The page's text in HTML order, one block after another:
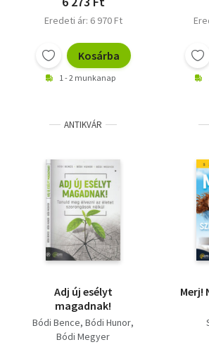
Eredeti ár: 6 970 Ft
Kosárba
1 - 2 munkanap
ANTIKVÁR
Adj új esélyt
magadnak!
Bódi Bence Bódi Hunor
Bódi Megyer
Merj!